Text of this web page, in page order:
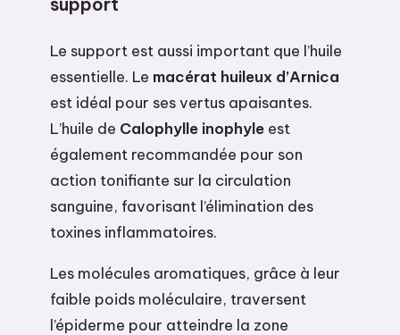
Le support est aussi important que l’huile
essentielle. Le macérat huileux d’Arnica
est idéal pour ses vertus apaisantes.
L’huile de Calophylle inophyle est
également recommandée pour son
action tonifiante sur la circulation
sanguine, favorisant l’élimination des
toxines inflammatoires.
Les molécules aromatiques, grâce à leur
faible poids moléculaire, traversent
l’épiderme pour atteindre la zone